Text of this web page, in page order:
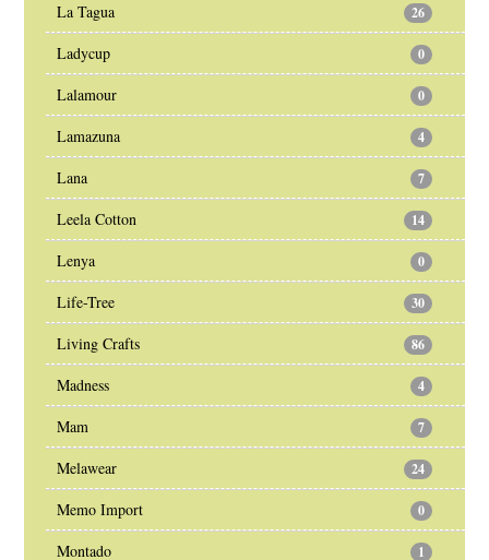
La Tagua 26
Ladycup 0
Lalamour 0
Lamazuna 4
Lana 7
Leela Cotton 14
Lenya 0
Life-Tree 30
Living Crafts 86
Madness 4
Mam 7
Melawear 24
Memo Import 0
Montado 1